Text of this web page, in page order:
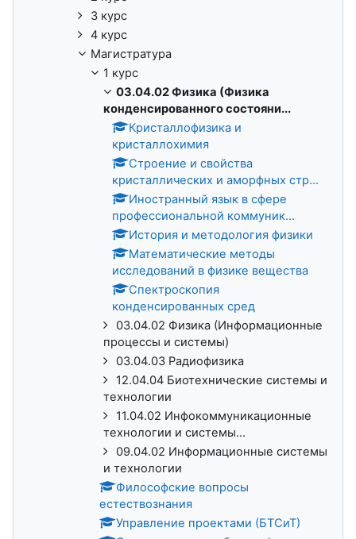
3 курс
4 курс
Магистратура
1 курс
03.04.02 Физика (Физика
конденсированного состояни...
Кристаллофизика и
кристаллохимия
Строение и свойства
кристаллических и аморфных стр...
Иностранный язык в сфере
профессиональной коммуник...
История и методология физики
Математические методы
исследований в физике вещества
Спектроскопия
конденсированных сред
03.04.02 Физика (Информационные
процессы и системы)
03.04.03 Радиофизика
12.04.04 Биотехнические системы и
технологии
11.04.02 Инфокоммуникационные
технологии и системы...
09.04.02 Информационные системы
и технологии
Философские вопросы
естествознания
Управление проектами (БТСиТ)